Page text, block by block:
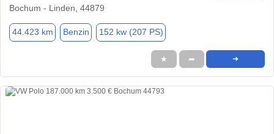
Bochum - Linden, 44879
44.423 km Benzin 152 kw (207 PS)
★ ➦ ➜